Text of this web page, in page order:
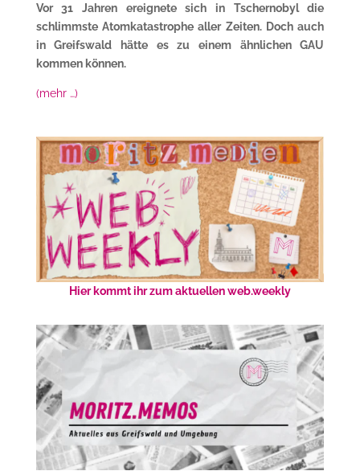
Vor 31 Jahren ereignete sich in Tschernobyl die
schlimmste Atomkatastrophe aller Zeiten. Doch auch
in Greifswald hätte es zu einem ähnlichen GAU
kommen können.
(mehr …)
Hier kommt ihr zum aktuellen web.weekly